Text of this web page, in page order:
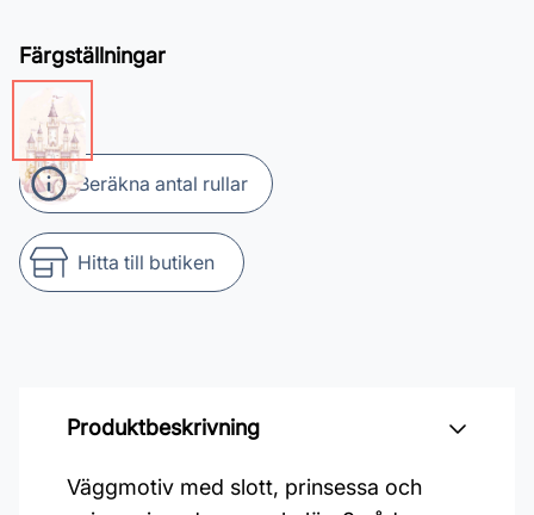
Färgställningar
Beräkna antal rullar
Hitta till butiken
Produktbeskrivning
Väggmotiv med slott, prinsessa och